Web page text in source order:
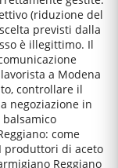
(riduzione del
previsti dalla
è illegittimo. Il
a Modena
controllare il
negoziazione in
come
produttori di aceto
Reggiano